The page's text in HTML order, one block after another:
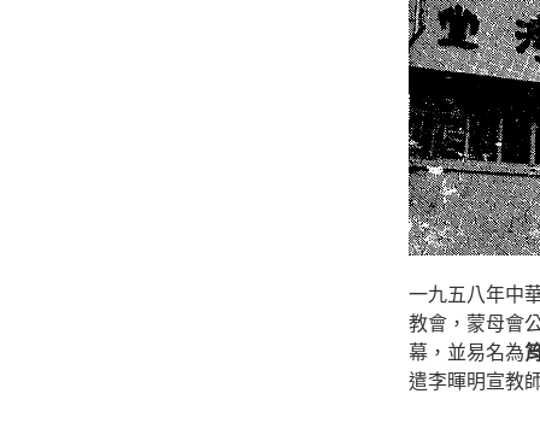
一九五八年中
教會，蒙母會
幕，並易名為
遣李暉明宣教